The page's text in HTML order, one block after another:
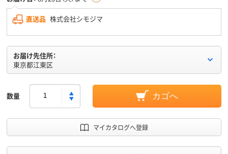
直送品 株式会社シモジマ
お届け先住所：
東京都江東区
数量 カゴへ
マイカタログへ登録